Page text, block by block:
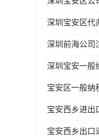
深圳宝安区代
深圳前海公司
深圳宝安一般
宝安区一般纳
宝安西乡进出
宝安西乡出口